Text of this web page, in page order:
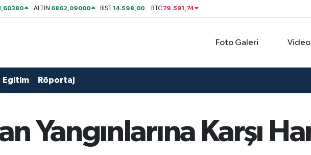
ALTIN 6862,09000 BİST14.598,00 BTC 79.591,74
Foto Galeri Video
Eğitim Röportaj
Yangınlarına Karşı